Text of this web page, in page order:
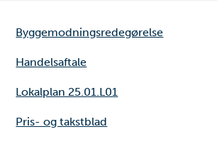
Byggemodningsredegørelse
Handelsaftale
Lokalplan 25.01.L01
Pris- og takstblad